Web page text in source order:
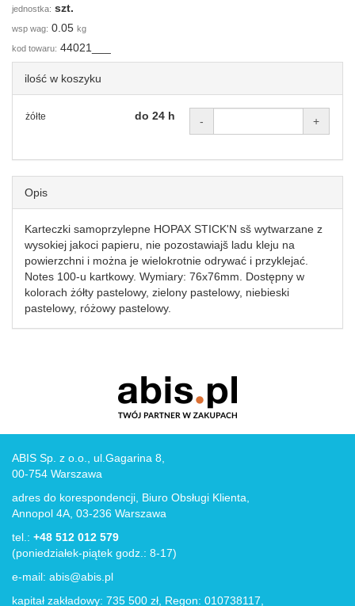
jednostka: szt.
wsp wag: 0.05 kg
kod towaru: 44021___
ilość w koszyku
żółte do 24 h - +
Opis
Karteczki samoprzylepne HOPAX STICK'N sš wytwarzane z
wysokiej jakoci papieru, nie pozostawiajš ladu kleju na
powierzchni i można je wielokrotnie odrywać i przyklejać.
Notes 100-u kartkowy. Wymiary: 76x76mm. Dostępny w
kolorach żółty pastelowy, zielony pastelowy, niebieski
pastelowy, różowy pastelowy.
ABIS Sp. z o.o., ul.Gagarina 8,
00-754 Warszawa
adres do korespondencji, Biuro Obsługi Klienta,
Annopol 4A, 03-236 Warszawa
tel.: +48 512 012 579
(poniedziałek-piątek godz.: 8-17)
e-mail: abis@abis.pl
kapitał zakładowy: 735 500 zł, Regon: 010738117,